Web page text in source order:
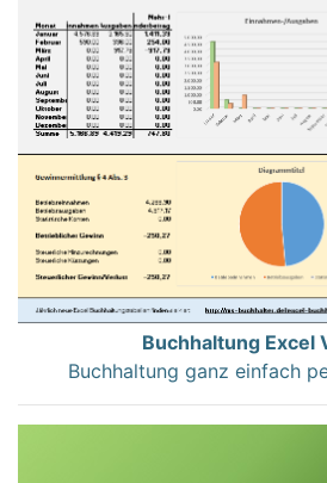
Buchhaltung Excel
Buchhaltung ganz einfach